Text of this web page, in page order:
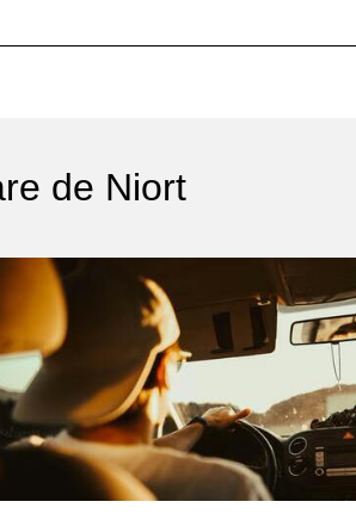
de Niort